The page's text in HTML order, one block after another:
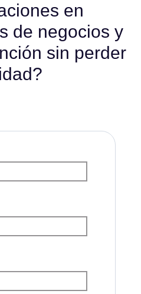
en
de negocios y
sin perder